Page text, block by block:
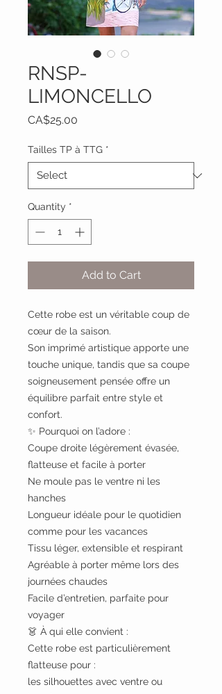
RNSP-
LIMONCELLO
CA$25.00
Tailles TP à TTG *
Quantity *
Add to Cart
Cette robe est un véritable coup de
cœur de la saison.
Son imprimé artistique apporte une
touche unique, tandis que sa coupe
soigneusement pensée offre un
équilibre parfait entre style et
confort.
✨ Pourquoi on l’adore :
Coupe droite légèrement évasée,
flatteuse et facile à porter
Ne moule pas le ventre ni les
hanches
Longueur idéale pour le quotidien
comme pour les vacances
Tissu léger, extensible et respirant
Agréable à porter même lors des
journées chaudes
Facile d’entretien, parfaite pour
voyager
👗 À qui elle convient :
Cette robe est particulièrement
flatteuse pour :
les silhouettes avec ventre ou